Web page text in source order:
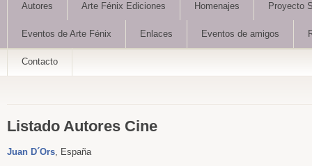
Autores Arte Fénix Ediciones Homenajes Proyecto
Eventos de Arte Fénix Enlaces Eventos de amigos
Contacto
Listado Autores Cine
Juan D´Ors, España